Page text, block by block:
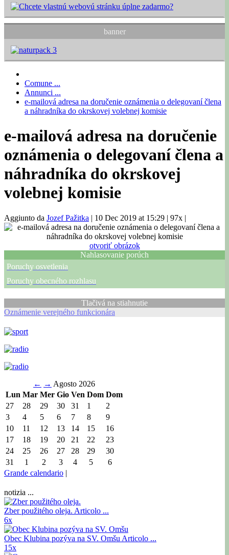
banner
Comune ...
Annunci ...
e-mailová adresa na doručenie oznámenia o delegovaní člena
a náhradníka do okrskovej volebnej komisie
e-mailová adresa na doručenie
oznámenia o delegovaní člena a
náhradníka do okrskovej
volebnej komisie
Aggiunto da Jozef Pažitka | 10 Dec 2019 at 15:29 | 97x |
otvoriť obrázok
Nahlasovanie porúch
Poruchy osvetlenia
Poruchy obecného rozhlasu
Tlačivá na stiahnutie
Oznámenie verejného funkcionára
← → Agosto 2026
Lun Mar Mer Gio Ven Dom Dom
27
28 29 30 31 1
2
3
4 5 6 7 8
9
10
11 12 13 14 15
16
17
18 19 20 21 22
23
24
25 26 27 28 29
30
31
1 2 3 4 5
6
Grande calendario |
notizia ...
Zber použitého oleja. Articolo ...
6x
Obec Klubina pozýva na SV. Omšu Articolo ...
15x